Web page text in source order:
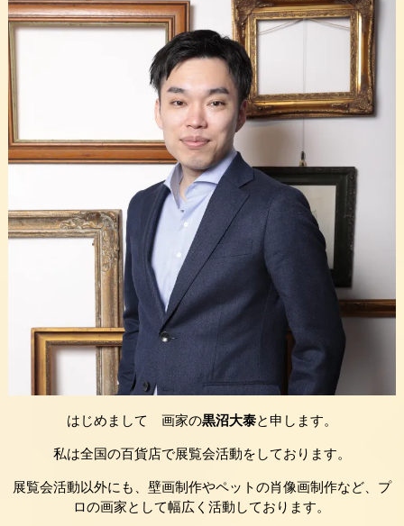
はじめまして 画家の黒沼大泰と申します。
私は全国の百貨店で展覧会活動をしております。
展覧会活動以外にも、壁画制作やペットの肖像画制作など、プ
ロの画家として幅広く活動しております。